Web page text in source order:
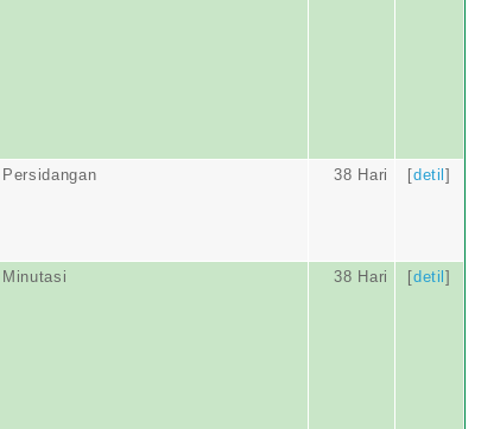
Persidangan 38 Hari [detil]
Minutasi 38 Hari [detil]